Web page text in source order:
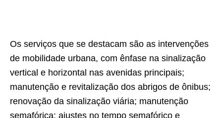
Os serviços que se destacam são as intervenções
de mobilidade urbana, com ênfase na sinalização
vertical e horizontal nas avenidas principais;
manutenção e revitalização dos abrigos de ônibus;
renovação da sinalização viária; manutenção
semafórica; ajustes no tempo semafórico e